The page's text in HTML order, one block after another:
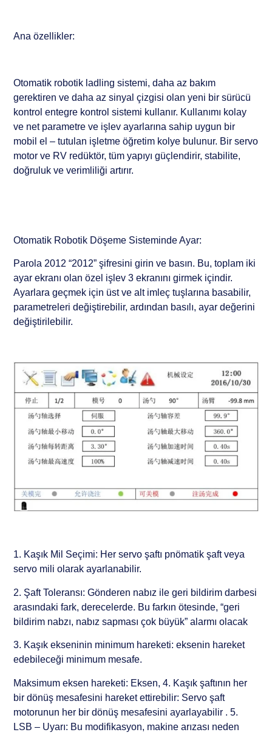
Ana özellikler:
Otomatik robotik ladling sistemi, daha az bakım
gerektiren ve daha az sinyal çizgisi olan yeni bir sürücü
kontrol entegre kontrol sistemi kullanır. Kullanımı kolay
ve net parametre ve işlev ayarlarına sahip uygun bir
mobil el – tutulan işletme öğretim kolye bulunur. Bir servo
motor ve RV redüktör, tüm yapıyı güçlendirir, stabilite,
doğruluk ve verimliliği artırır.
Otomatik Robotik Döşeme Sisteminde Ayar:
Parola 2012 “2012” şifresini girin ve basın. Bu, toplam iki
ayar ekranı olan özel işlev 3 ekranını girmek içindir.
Ayarlara geçmek için üst ve alt imleç tuşlarına basabilir,
parametreleri değiştirebilir, ardından basılı, ayar değerini
değiştirilebilir.
1. Kaşık Mil Seçimi: Her servo şaftı pnömatik şaft veya
servo mili olarak ayarlanabilir.
2. Şaft Toleransı: Gönderen nabız ile geri bildirim darbesi
arasındaki fark, derecelerde. Bu farkın ötesinde, “geri
bildirim nabzı, nabız sapması çok büyük” alarmı olacak
3. Kaşık ekseninin minimum hareketi: eksenin hareket
edebileceği minimum mesafe.
Maksimum eksen hareketi: Eksen, 4. Kaşık şaftının her
bir dönüş mesafesini hareket ettirebilir: Servo şaft
motorunun her bir dönüş mesafesini ayarlayabilir . 5.
LSB – Uyarı: Bu modifikasyon, makine arızası neden